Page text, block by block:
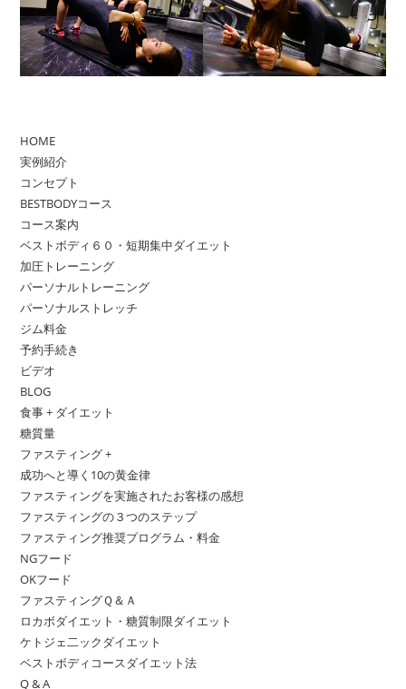
HOME
実例紹介
コンセプト
BESTBODYコース
コース案内
ベストボディ６０・短期集中ダイエット
加圧トレーニング
パーソナルトレーニング
パーソナルストレッチ
ジム料金
予約手続き
ビデオ
BLOG
食事 + ダイエット
糖質量
ファスティング +
成功へと導く10の黄金律
ファスティングを実施されたお客様の感想
ファスティングの３つのステップ
ファスティング推奨プログラム・料金
NGフード
OKフード
ファスティングＱ＆Ａ
ロカボダイエット・糖質制限ダイエット
ケトジェ二ックダイエット
ベストボディコースダイエット法
Q & A